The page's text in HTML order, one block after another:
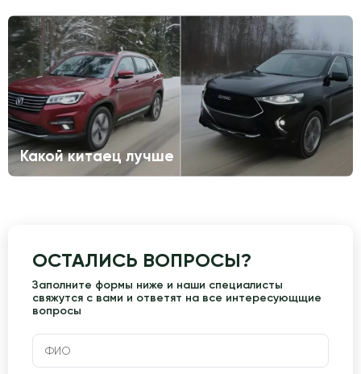
Какой китаец лучше
ОСТАЛИСЬ ВОПРОСЫ?
Заполните формы ниже и наши специалисты
свяжутся с вами и ответят на все интересующщие
вопросы